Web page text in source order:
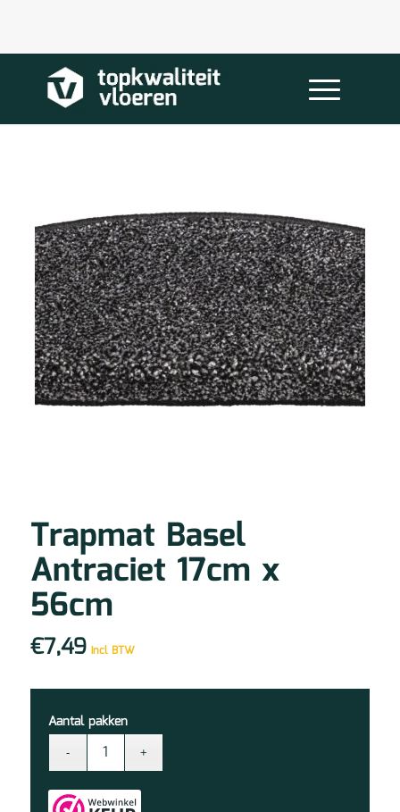
Trapmat Basel
Antraciet 17cm x
56cm
€7,49 incl BTW
Aantal pakken
Trapmat
Basel
Antraciet